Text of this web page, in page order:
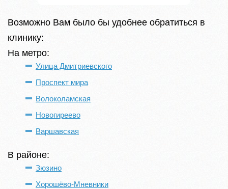
Возможно Вам было бы удобнее обратиться в
клинику:
На метро:
Улица Дмитриевского
Проспект мира
Волоколамская
Новогиреево
Варшавская
В районе:
Зюзино
Хорошёво-Мневники